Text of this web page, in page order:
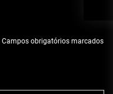
Campos obrigatórios marcados